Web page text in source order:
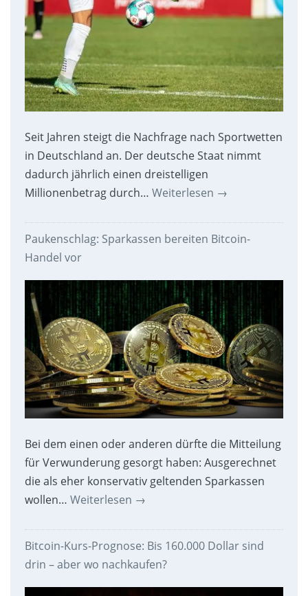
Seit Jahren steigt die Nachfrage nach Sportwetten
in Deutschland an. Der deutsche Staat nimmt
dadurch jährlich einen dreistelligen
Millionenbetrag durch… Weiterlesen →
Paukenschlag: Sparkassen bereiten Bitcoin-
Handel vor
Bei dem einen oder anderen dürfte die Mitteilung
für Verwunderung gesorgt haben: Ausgerechnet
die als eher konservativ geltenden Sparkassen
wollen… Weiterlesen →
Bitcoin-Kurs-Prognose: Bis 160.000 Dollar sind
drin – aber wo nachkaufen?